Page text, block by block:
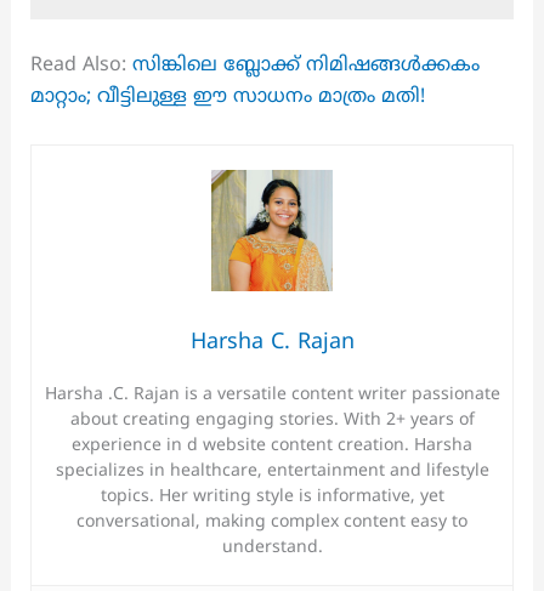
Read Also: സിങ്കിലെ ബ്ലോക്ക് നിമിഷങ്ങൾക്കകം
മാറ്റാം; വീട്ടിലുള്ള ഈ സാധനം മാത്രം മതി!
Harsha C. Rajan
Harsha .C. Rajan is a versatile content writer passionate
about creating engaging stories. With 2+ years of
experience in d website content creation. Harsha
specializes in healthcare, entertainment and lifestyle
topics. Her writing style is informative, yet
conversational, making complex content easy to
understand.